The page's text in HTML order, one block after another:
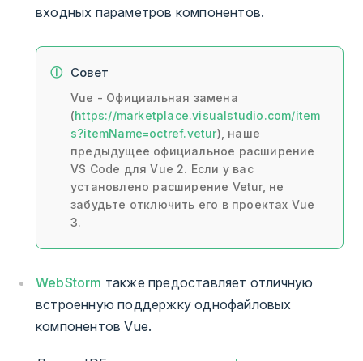
входных параметров компонентов.
Совет
Vue - Официальная замена
(https://marketplace.visualstudio.com/item
s?itemName=octref.vetur), наше
предыдущее официальное расширение
VS Code для Vue 2. Если у вас
установлено расширение Vetur, не
забудьте отключить его в проектах Vue
3.
WebStorm также предоставляет отличную
встроенную поддержку однофайловых
компонентов Vue.